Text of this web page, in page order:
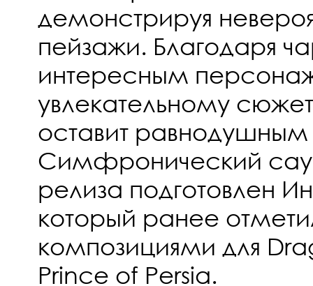
демонстрируя
пейзажи. Благодаря
интересным
увлекательному
оставит равнодушным
Симфронический
релиза подготовлен
который ранее
композициями для
Prince of Persia.